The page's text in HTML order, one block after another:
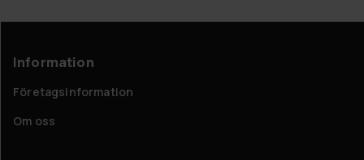
Information
Företagsinformation
Om oss